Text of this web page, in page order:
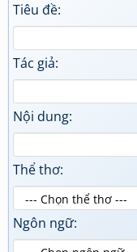
Tiêu đề:
Tác giả:
Nội dung:
Thể thơ:
Ngôn ngữ: